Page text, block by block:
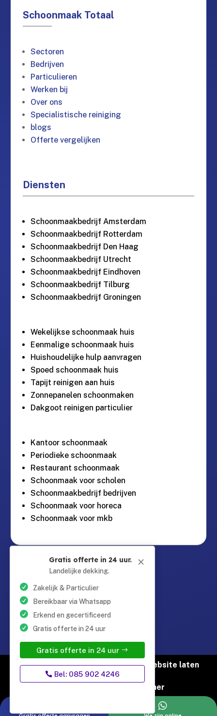
Schoonmaak Totaal
Sectoren
Bedrijven
Particulieren
Werken bij
Over ons
Specialistische reiniging
blogs
Offerte vergelijken
Diensten
Schoonmaakbedrijf Amsterdam
Schoonmaakbedrijf Rotterdam
Schoonmaakbedrijf Den Haag
Schoonmaakbedrijf Utrecht
Schoonmaakbedrijf Eindhoven
Schoonmaakbedrijf Tilburg
Schoonmaakbedrijf Groningen
Wekelijkse schoonmaak huis
Eenmalige schoonmaak huis
Huishoudelijke hulp aanvragen
Spoed schoonmaak huis
Tapijt reinigen aan huis
Zonnepanelen schoonmaken
Dakgoot reinigen particulier
Kantoor schoonmaak
Periodieke schoonmaak
Restaurant schoonmaak
Schoonmaak voor scholen
Schoonmaakbedrijf bedrijven
Schoonmaak voor horeca
Schoonmaak voor mkb
Guntersteinweg 377,
2531KA Den Haag

 085 90 24 24 6
M
Gratis offerte in 24 uur.
Landelijke dekking.
Zakelijk & Particulier
Bereikbaar via Whatsapp
Erkend en gecertificeerd
Gratis offerte in 24 uur
Gratis offerte in 24 uur
Bel: 085 902 4246
© Copyright Schoonmaak Totaal | Website laten
maken door Flexamedia
Disclaimer
